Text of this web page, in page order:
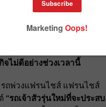
ปิดตัว ALL NEW Hilux
คาเข้าถึงได้ง่าย” เริ่มต้น
จไม่ดีอย่างช่วงเวลานี้
รถพ่วงแฟรนไชส์ แฟรนไชส์
“รถเจ้าสัวรุ่นใหม่ที่จะประสบ